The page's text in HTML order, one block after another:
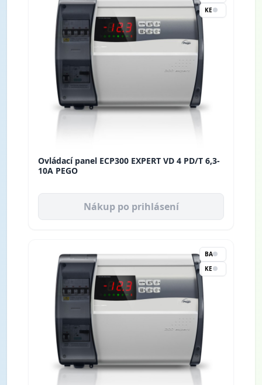
KE
Ovládací panel ECP300 EXPERT VD 4 PD/T 6,3-
10A PEGO
Nákup po prihlásení
BA
KE